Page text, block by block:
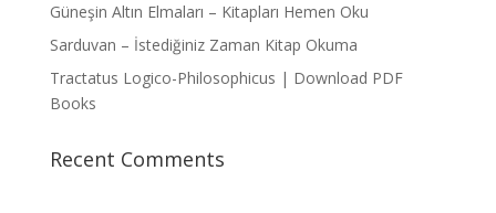
Güneşin Altın Elmaları – Kitapları Hemen Oku
Sarduvan – İstediğiniz Zaman Kitap Okuma
Tractatus Logico-Philosophicus | Download PDF
Books
Recent Comments